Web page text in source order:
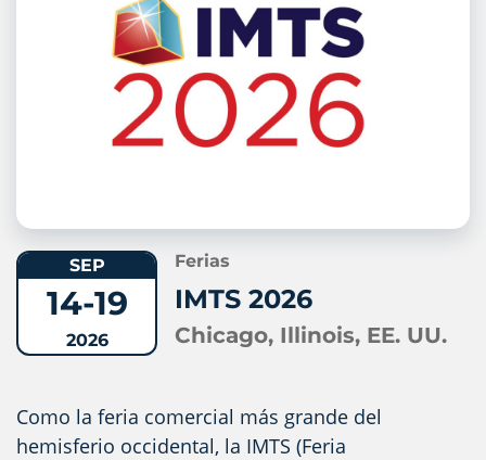
SEP
14-19
2026
Ferias
IMTS 2026
Chicago, Illinois, EE. UU.
Como la feria comercial más grande del
hemisferio occidental, la IMTS (Feria